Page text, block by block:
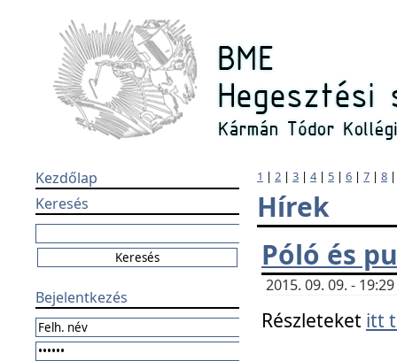
Kezdőlap
Keresés
Bejelentkezés
1 | 2 | 3 | 4| 5 | 6 | 7 | 8
Hírek
Póló és
2015. 09. 09. -
Részleteket itt